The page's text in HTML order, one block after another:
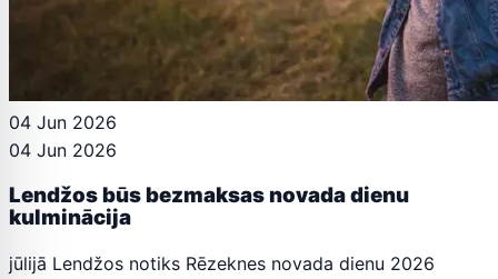
04 Jun 2026
04 Jun 2026
Lendžos būs bezmaksas novada dienu
kulminācija
jūlijā Lendžos notiks Rēzeknes novada dienu 2026